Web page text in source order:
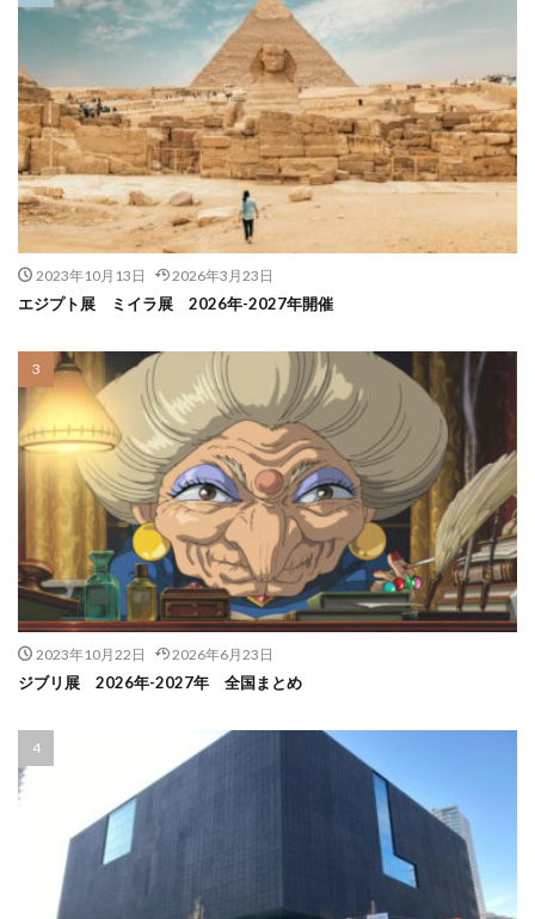
2023年10月13日 2026年3月23日
エジプト展 ミイラ展 2026年-2027年開催
2023年10月22日 2026年6月23日
ジブリ展 2026年-2027年 全国まとめ